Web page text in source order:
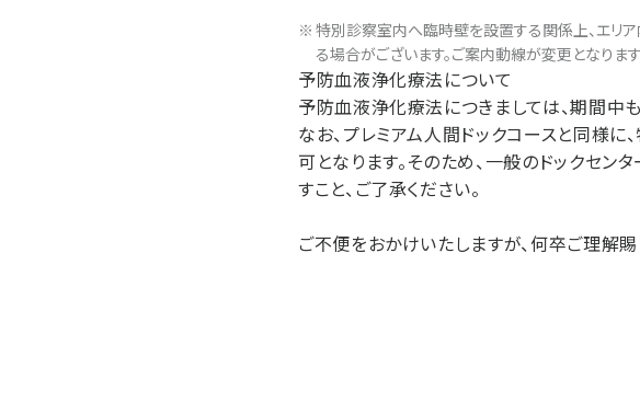
特別診察室内へ臨時壁を設置する関係上、エリア
る場合がございます。ご案内動線が変更となります
予防血液浄化療法について
予防血液浄化療法につきましては、期間中
なお、プレミアム人間ドックコースと同様
可となります。そのため、一般のドックセ
すこと、ご了承ください。
ご不便をおかけいたしますが、何卒ご理解